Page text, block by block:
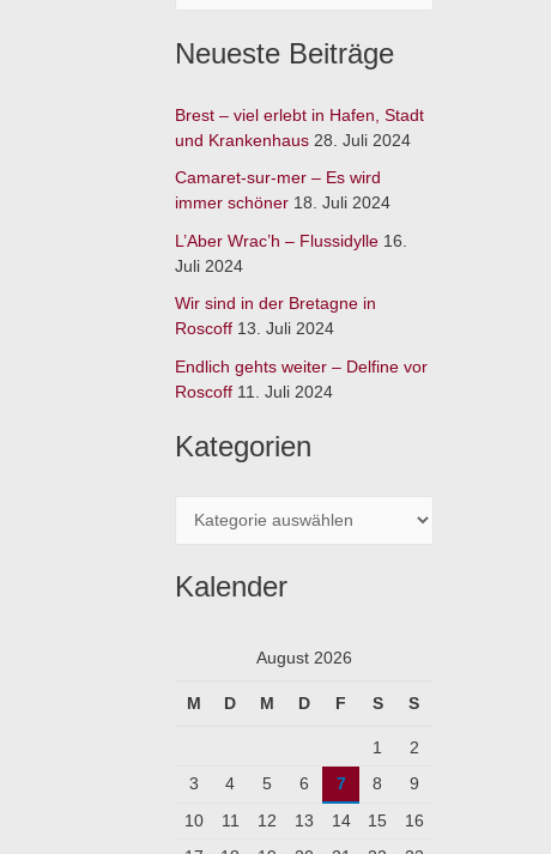
c
e
n
c
:
Neueste Beiträge
Brest – viel erlebt in Hafen, Stadt
und Krankenhaus 28. Juli 2024
Camaret-sur-mer – Es wird
immer schöner 18. Juli 2024
L’Aber Wrac’h – Flussidylle 16.
Juli 2024
Wir sind in der Bretagne in
Roscoff 13. Juli 2024
Endlich gehts weiter – Delfine vor
Roscoff 11. Juli 2024
Kategorien
Kalender
August 2026
M D M D F S S
1
2
3
4 5 6 7 8
9
10
11 12 13 14 15
16